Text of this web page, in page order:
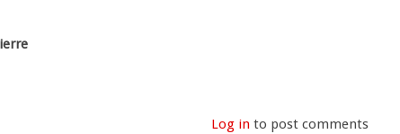
Log in to post comments